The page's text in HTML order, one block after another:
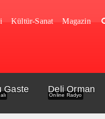
Kültür-Sanat Magazin
Gaste Deli Orman
Online Radyo